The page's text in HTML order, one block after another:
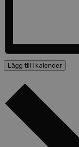
Lägg till i kalender